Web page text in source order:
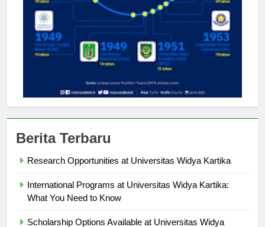
International Programs at Universitas Widya Kartika: